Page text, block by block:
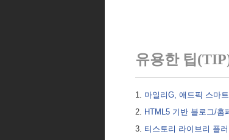
유용한 팁
마일리G, 애드픽 스마
HTML5 기반 블로그/홈
티스토리 라이브리 플